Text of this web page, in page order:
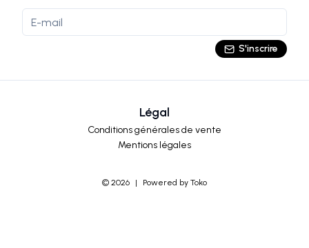
S'inscrire
Légal
Conditions générales de vente
Mentions légales
© 2026 | Powered by Toko